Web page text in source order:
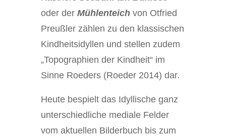
oder der Mühlenteichvon Otfried
Preußler zählen zu den klassischen
Kindheitsidyllen und stellen zudem
„Topographien der Kindheit“ im
Sinne Roeders (Roeder 2014) dar.
Heute bespielt das Idyllische ganz
unterschiedliche mediale Felder
vom aktuellen Bilderbuch bis zum